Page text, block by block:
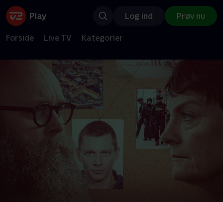
Log ind Prøv nu
Forside Live TV Kategorier